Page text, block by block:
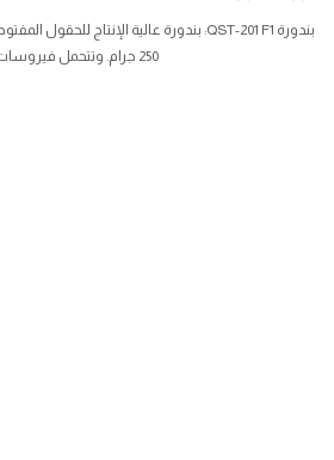
250 جرام. وتتحمل فيروسات TYLCV وV وFusarium (F1 وF2).